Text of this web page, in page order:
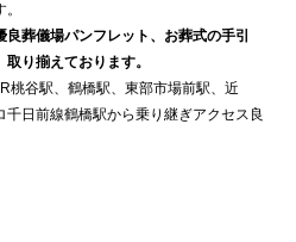
葬儀場パンフレット、お葬式の手引
り揃えております。
桃谷駅、鶴橋駅、東部市場前駅、近
日前線鶴橋駅から乗り継ぎアクセス良